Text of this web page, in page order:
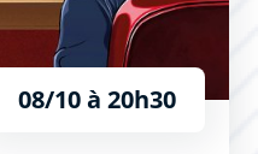
08/10 à 20h30